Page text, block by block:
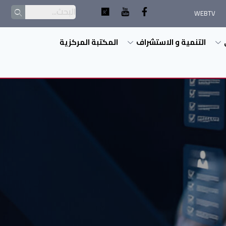
WEBTV
التنمية و الاستشراف المكتبة المركزية